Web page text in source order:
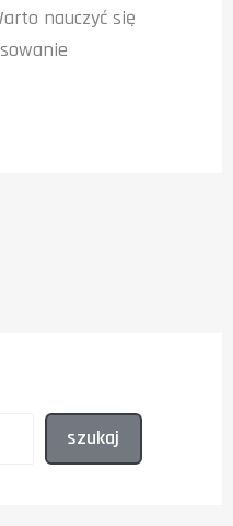
nauczyć się
szukaj